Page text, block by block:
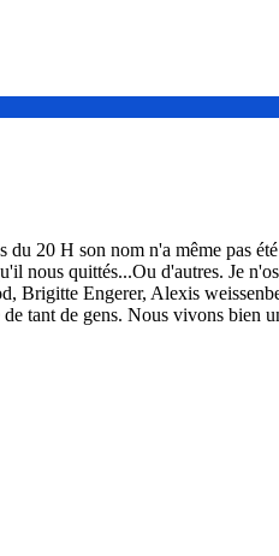
20 H son nom n'a même pas
quittés...Ou d'autres. Je
Engerer, Alexis
tant de gens. Nous vivons bien